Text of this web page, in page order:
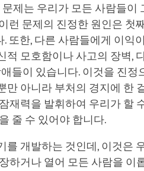
제는 우리가 모든 사람들이
런 문제의 진정한 원인은 첫
또한, 다른 사람들에게 이익
모호함이나 사고의 장벽,
들이 있습니다. 이것을 진정
만 아니라 부처의 경지에 한
재력을 발휘하여 우리가 할
줄 수 있어야 합니다.
개발하는 것인데, 이것은
하거나 열어 모든 사람을 이